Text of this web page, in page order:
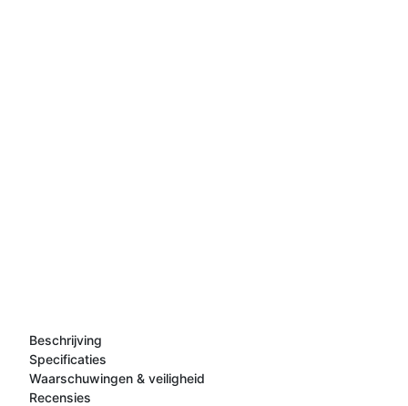
Beschrijving
Specificaties
Waarschuwingen & veiligheid
Recensies